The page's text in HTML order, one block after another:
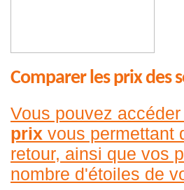
Comparer les prix des
Vous pouvez
prix vous permettant
retour, ainsi que vos
nombre d'étoiles de